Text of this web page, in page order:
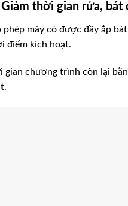
thời gian rửa, bát
phép máy có được đầy ắp
điểm kích hoạt.
gian chương trình còn lại
.